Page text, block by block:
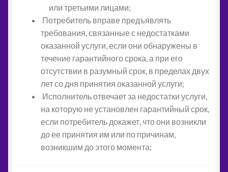
или третьими лицами;
Потребитель вправе предъявлять
требования, связанные с недостатками
оказанной услуги, если они обнаружены в
течение гарантийного срока, а при его
отсутствии в разумный срок, в пределах двух
лет со дня принятия оказанной услуги;
Исполнитель отвечает за недостатки услуги,
на которую не установлен гарантийный срок,
если потребитель докажет, что они возникли
до ее принятия им или по причинам,
возникшим до этого момента;